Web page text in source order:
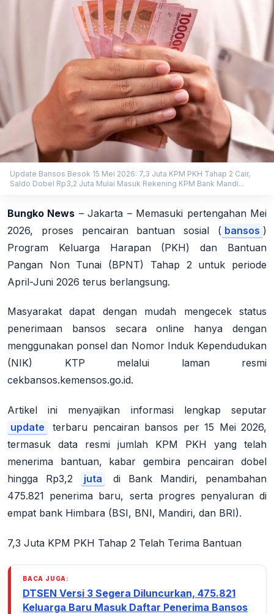
Update Bansos Besok 15 Mei 2026: 7,3 Juta KPM PKH Tahap 2 Cair,
Saldo Dobel Rp3,2 Juta Mulai Masuk Rekening KPM Bank Mandi...
Bungko News – Jakarta – Memasuki pertengahan Mei
2026, proses pencairan bantuan sosial ( bansos )
Program Keluarga Harapan (PKH) dan Bantuan
Pangan Non Tunai (BPNT) Tahap 2 untuk periode
April-Juni 2026 terus berlangsung.
Masyarakat dapat dengan mudah mengecek status
penerimaan bansos secara online hanya dengan
menggunakan ponsel dan Nomor Induk Kependudukan
(NIK) KTP melalui laman resmi
cekbansos.kemensos.go.id.
Artikel ini menyajikan informasi lengkap seputar
update
terbaru pencairan bansos per 15 Mei 2026,
termasuk data resmi jumlah KPM PKH yang telah
menerima bantuan, kabar gembira pencairan dobel
hingga Rp3,2
juta
di Bank Mandiri, penambahan
475.821 penerima baru, serta progres penyaluran di
empat bank Himbara (BSI, BNI, Mandiri, dan BRI).
7,3 Juta KPM PKH Tahap 2 Telah Terima Bantuan
BACA JUGA:
DTSEN Versi 3 Segera Diluncurkan, 475.821
Keluarga Baru Masuk Daftar Penerima Bansos